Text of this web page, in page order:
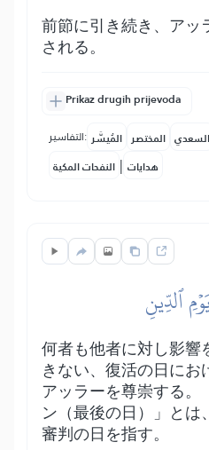
前節に引き続き、アッ
される。
Prikaz drugih prijevoda
التفاسير: المُيسَّر المختصر السعدي
النفحات المكية | هدايات
ٱلدِّينِ
何者も他者に対し影響
きない、復活の日にお
アッラーを尊崇する。
ン（最後の日）」とは
審判の日を指す。